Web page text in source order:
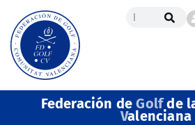
Federación deGolfde
Valenciana